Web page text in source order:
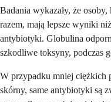
Badania wykazały, że
razem, mają lepsze wyniki
antybiotyki. Globulina
szkodliwe toksyny, podczas
W przypadku mniej ciężkich
skórny, same antybiotyki są